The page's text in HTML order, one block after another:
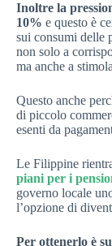
Inoltre la
10% e questo è
sui consumi delle
non solo a
ma anche a
Questo anche
di piccolo
esenti da
Le Filippine
piani per i
governo locale
l’opzione di
Per ottenerlo è